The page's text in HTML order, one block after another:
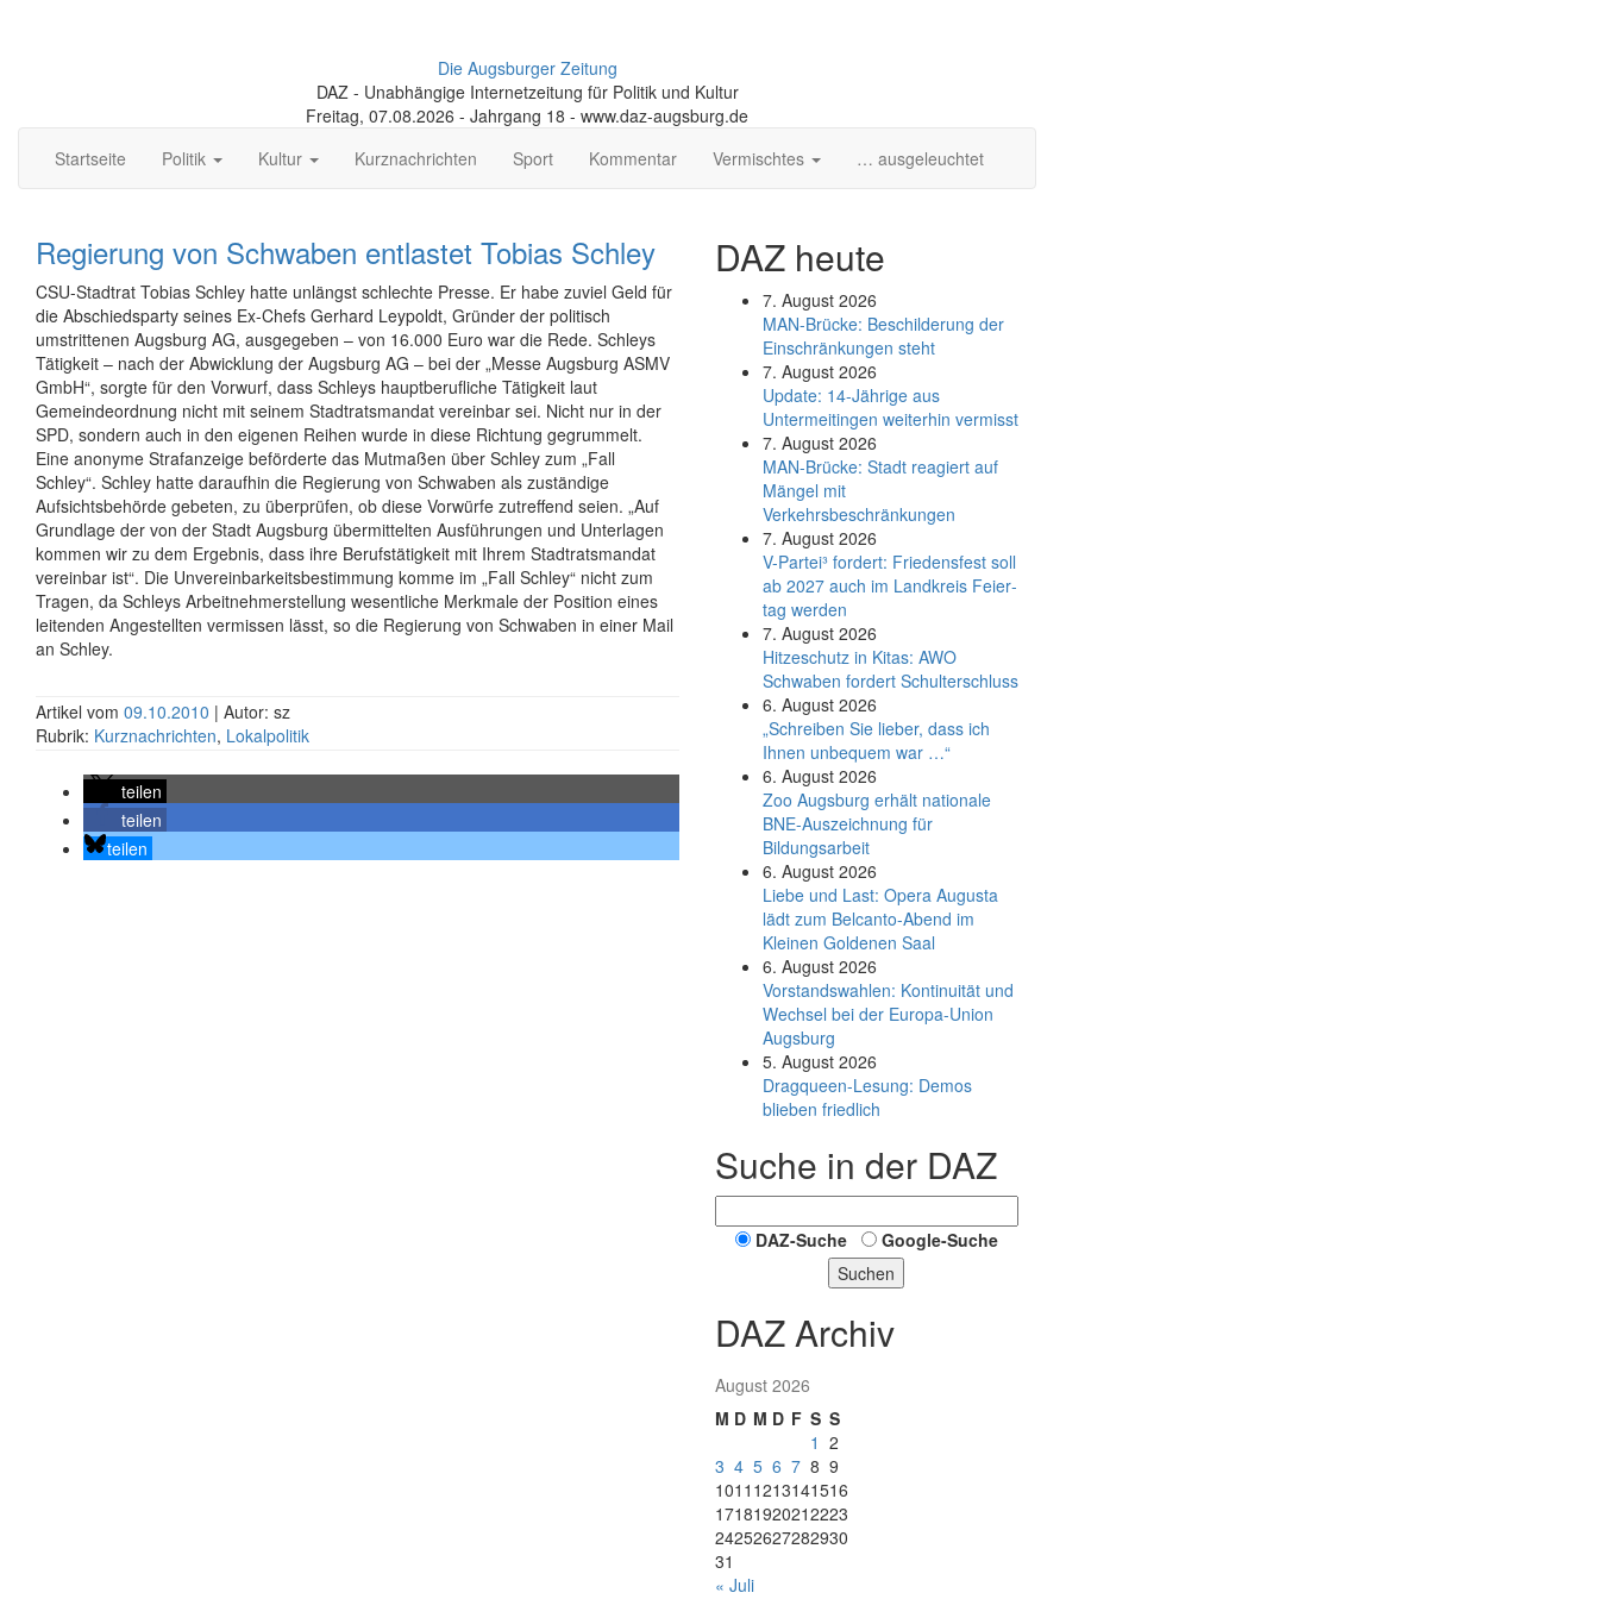
Die Augsburger Zeitung
DAZ - Unabhängige Internetzeitung für Politik und Kultur
Freitag, 07.08.2026 - Jahrgang 18 - www.daz-augsburg.de
Startseite
Politik Kultur Kurznachrichten Sport Kommentar Vermischtes … ausgeleuchtet
Regierung von Schwaben entlastet Tobias Schley
CSU-Stadtrat Tobias Schley hatte unlängst schlechte Presse. Er habe zuviel Geld für
die Abschiedsparty seines Ex-Chefs Gerhard Leypoldt, Gründer der politisch
umstrittenen Augsburg AG, ausgegeben – von 16.000 Euro war die Rede. Schleys
Tätigkeit – nach der Abwicklung der Augsburg AG – bei der „Messe Augsburg ASMV
GmbH“, sorgte für den Vorwurf, dass Schleys hauptberufliche Tätigkeit laut
Gemeindeordnung nicht mit seinem Stadtratsmandat vereinbar sei. Nicht nur in der
SPD, sondern auch in den eigenen Reihen wurde in diese Richtung gegrummelt.
Eine anonyme Strafanzeige beförderte das Mutmaßen über Schley zum „Fall
Schley“. Schley hatte daraufhin die Regierung von Schwaben als zuständige
Aufsichtsbehörde gebeten, zu überprüfen, ob diese Vorwürfe zutreffend seien. „Auf
Grundlage der von der Stadt Augsburg übermittelten Ausführungen und Unterlagen
kommen wir zu dem Ergebnis, dass ihre Berufstätigkeit mit Ihrem Stadtratsmandat
vereinbar ist“. Die Unvereinbarkeitsbestimmung komme im „Fall Schley“ nicht zum
Tragen, da Schleys Arbeitnehmerstellung wesentliche Merkmale der Position eines
leitenden Angestellten vermissen lässt, so die Regierung von Schwaben in einer Mail
an Schley.
Artikel vom 09.10.2010 | Autor: sz
Rubrik: Kurznachrichten, Lokalpolitik
teilen
teilen
teilen
DAZ heute
7. August 2026
MAN-Brücke: Beschilderung der
Einschränkungen steht
7. August 2026
Update: 14-Jährige aus
Untermeitingen weiterhin vermisst
7. August 2026
MAN-Brücke: Stadt reagiert auf
Mängel mit
Verkehrsbeschränkungen
7. August 2026
V-Partei­³ fordert: Friedens­fest soll
ab 2027 auch im Land­kreis Feier­
tag werden
7. August 2026
Hitzeschutz in Kitas: AWO
Schwaben fordert Schulterschluss
6. August 2026
„Schreiben Sie lieber, dass ich
Ihnen unbequem war …“
6. August 2026
Zoo Augsburg erhält nationale
BNE-Auszeichnung für
Bildungsarbeit
6. August 2026
Liebe und Last: Opera Augusta
lädt zum Belcanto-Abend im
Kleinen Goldenen Saal
6. August 2026
Vorstandswahlen: Kontinuität und
Wechsel bei der Europa-Union
Augsburg
5. August 2026
Dragqueen-Lesung: Demos
blieben friedlich
Suche in der DAZ
DAZ-Suche
Google-Suche
Suchen
DAZ Archiv
August 2026
M D M D F S S
1 2
3 4 5 6 7 8 9
1011 1213141516
17181920212223
24252627282930
31
« Juli